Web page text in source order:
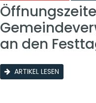
an den
ARTIKEL LESEN